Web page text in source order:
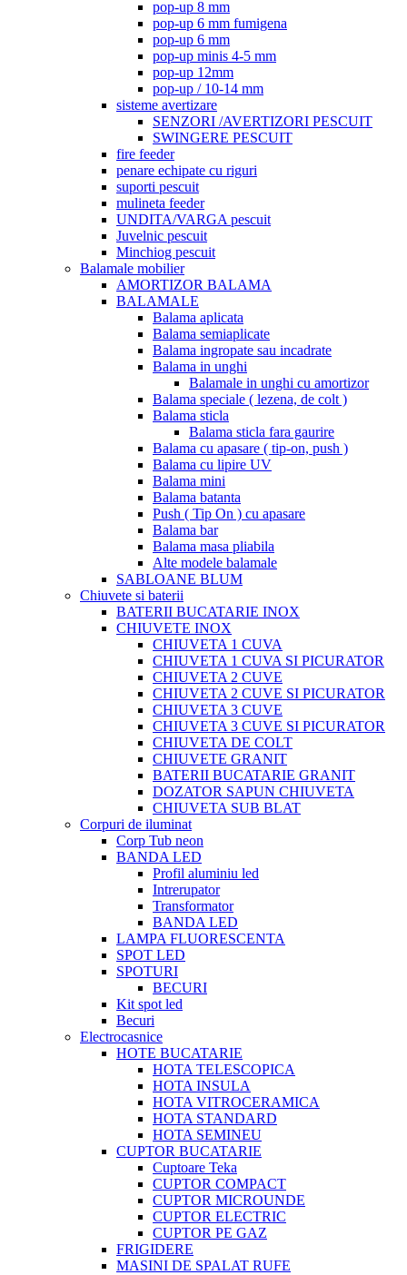
pop-up 8 mm
pop-up 6 mm fumigena
pop-up 6 mm
pop-up minis 4-5 mm
pop-up 12mm
pop-up / 10-14 mm
sisteme avertizare
SENZORI /AVERTIZORI PESCUIT
SWINGERE PESCUIT
fire feeder
penare echipate cu riguri
suporti pescuit
mulineta feeder
UNDITA/VARGA pescuit
Juvelnic pescuit
Minchiog pescuit
Balamale mobilier
AMORTIZOR BALAMA
BALAMALE
Balama aplicata
Balama semiaplicate
Balama ingropate sau incadrate
Balama in unghi
Balamale in unghi cu amortizor
Balama speciale ( lezena, de colt )
Balama sticla
Balama sticla fara gaurire
Balama cu apasare ( tip-on, push )
Balama cu lipire UV
Balama mini
Balama batanta
Push ( Tip On ) cu apasare
Balama bar
Balama masa pliabila
Alte modele balamale
SABLOANE BLUM
Chiuvete si baterii
BATERII BUCATARIE INOX
CHIUVETE INOX
CHIUVETA 1 CUVA
CHIUVETA 1 CUVA SI PICURATOR
CHIUVETA 2 CUVE
CHIUVETA 2 CUVE SI PICURATOR
CHIUVETA 3 CUVE
CHIUVETA 3 CUVE SI PICURATOR
CHIUVETA DE COLT
CHIUVETE GRANIT
BATERII BUCATARIE GRANIT
DOZATOR SAPUN CHIUVETA
CHIUVETA SUB BLAT
Corpuri de iluminat
Corp Tub neon
BANDA LED
Profil aluminiu led
Intrerupator
Transformator
BANDA LED
LAMPA FLUORESCENTA
SPOT LED
SPOTURI
BECURI
Kit spot led
Becuri
Electrocasnice
HOTE BUCATARIE
HOTA TELESCOPICA
HOTA INSULA
HOTA VITROCERAMICA
HOTA STANDARD
HOTA SEMINEU
CUPTOR BUCATARIE
Cuptoare Teka
CUPTOR COMPACT
CUPTOR MICROUNDE
CUPTOR ELECTRIC
CUPTOR PE GAZ
FRIGIDERE
MASINI DE SPALAT RUFE